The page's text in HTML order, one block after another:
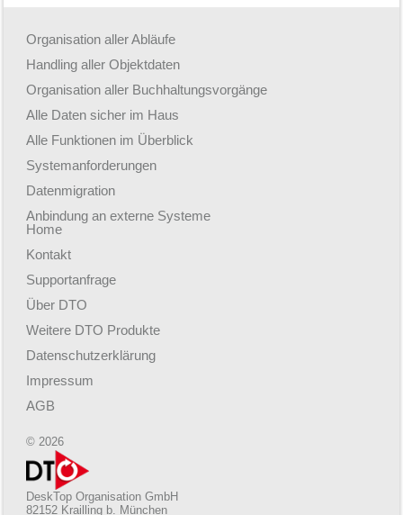
Organisation aller Abläufe
Handling aller Objektdaten
Organisation aller Buchhaltungsvorgänge
Alle Daten sicher im Haus
Alle Funktionen im Überblick
Systemanforderungen
Datenmigration
Anbindung an externe Systeme
Home
Kontakt
Supportanfrage
Über DTO
Weitere DTO Produkte
Datenschutzerklärung
Impressum
AGB
© 2026
DeskTop Organisation GmbH
82152 Krailling b. München